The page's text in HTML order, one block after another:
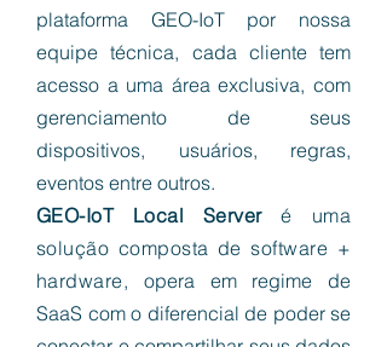
plataforma GEO-IoT por nossa
equipe técnica, cada cliente tem
acesso a uma área exclusiva, com
gerenciamento de seus
dispositivos, usuários, regras,
eventos entre outros.
GEO-IoT Local Serveré uma
solução composta de software +
hardware, opera em regime de
SaaS com o diferencial de poder se